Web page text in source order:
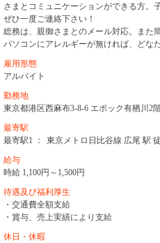
さまとコミュニケーションができる方。
ぜひ一度ご連絡下さい！
総務は、親御さまとのメール対応。また
パソコンにアレルギーが無ければ、どな
雇用形態
アルバイト
勤務地
東京都港区西麻布3-8-6 エポック有栖川2
最寄駅
最寄駅1 ：
東京メトロ日比谷線 広尾 駅
給与
時給 1,100円～1,500円
待遇及び福利厚生
・交通費全額支給
・賞与、売上実績により支給
休日・休暇